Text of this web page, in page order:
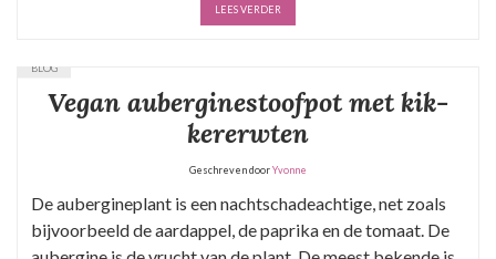
LEES VERDER
BLOG
Vegan au­ber­gi­ne­stoof­pot met kik­
ker­erw­ten
Geschreven doorYvonne
De aubergineplant is een nachtschadeachtige, net zoals
bijvoorbeeld de aardappel, de paprika en de tomaat. De